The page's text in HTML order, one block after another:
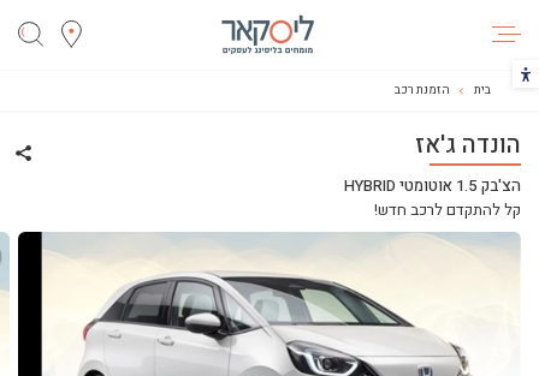
הכפתור משנה את צבעי הקונטרסט
בית הזמנת רכב
הונדה ג'אז
הצ'בק 1.5 אוטומטי HYBRID
קל להתקדם לרכב חדש!